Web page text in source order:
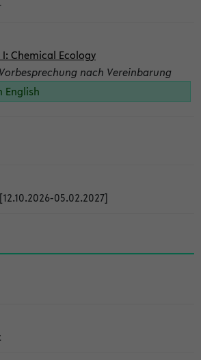
Chemical Ecology
nach Vereinbarung
English
05.02.2027]